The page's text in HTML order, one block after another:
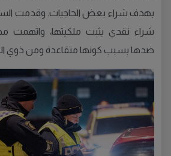
بهدف شراء بعض الحاجيات. وقدمت
شراء نقدي يثبت ملكيتها، واتهمت
ضدها بسبب كونها متقاعدة ومن ذوي